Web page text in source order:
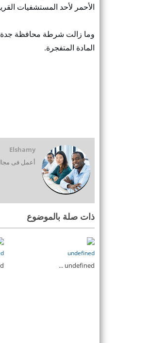
الأحمر لأحد المستشفيات
وما زالت شرطة محافظة جدة
المادة المتفجرة.
Elshamy
أعمل فى
ذات صلة بالموضوع
undefined
undefined ...